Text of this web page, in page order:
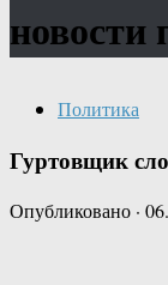
новости
Политика
Гуртовщик
Опубликовано ·